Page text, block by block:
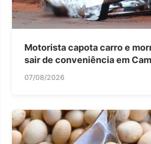
Motorista capota carro e
sair de conveniência em
07/08/2026